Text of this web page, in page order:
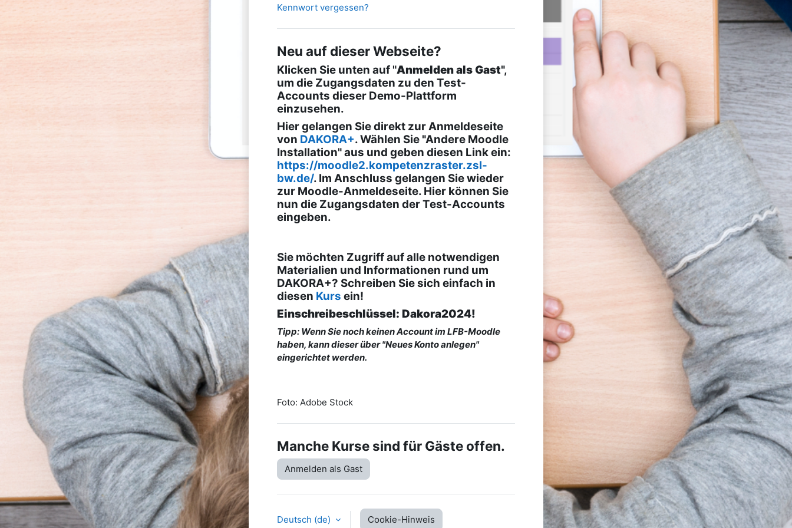
Kennwort vergessen?
Neu auf dieser Webseite?
Klicken Sie unten auf "Anmelden als Gast",
um die Zugangsdaten zu den Test-
Accounts dieser Demo-Plattform
einzusehen.
Hier gelangen Sie direkt zur Anmeldeseite
von DAKORA+. Wählen Sie "Andere Moodle
Installation" aus und geben diesen Link ein:
https://moodle2.kompetenzraster.zsl-
bw.de/. Im Anschluss gelangen Sie wieder
zur Moodle-Anmeldeseite. Hier können Sie
nun die Zugangsdaten der Test-Accounts
eingeben.
Sie möchten Zugriff auf alle notwendigen
Materialien und Informationen rund um
DAKORA+? Schreiben Sie sich einfach in
diesen Kurs ein!
Einschreibeschlüssel: Dakora2024!
Tipp: Wenn Sie noch keinen Account im LFB-Moodle
haben, kann dieser über "Neues Konto anlegen"
eingerichtet werden.
Foto: Adobe Stock
Manche Kurse sind für Gäste offen.
Anmelden als Gast
Deutsch ‎(de)‎ Cookie-Hinweis